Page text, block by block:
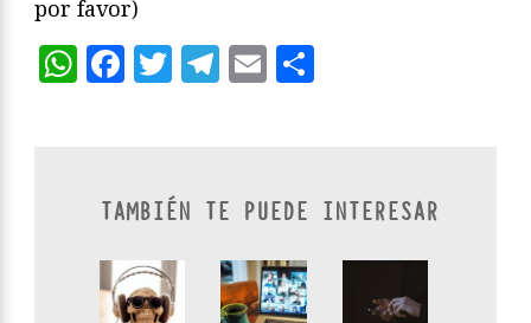
por favor)
WhatsApp
Facebook
Twitter
Telegram
Email
TAMBIÉN TE PUEDE INTERESAR